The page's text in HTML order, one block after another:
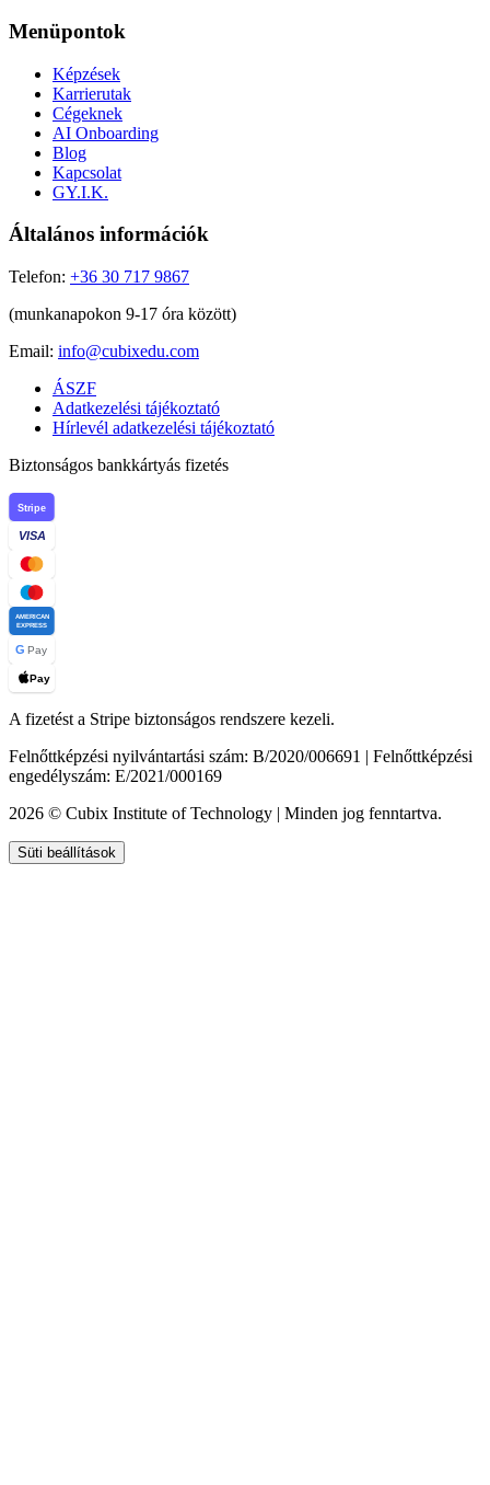
Menüpontok
Képzések
Karrierutak
Cégeknek
AI Onboarding
Blog
Kapcsolat
GY.I.K.
Általános információk
Telefon: +36 30 717 9867
(munkanapokon 9-17 óra között)
Email: info@cubixedu.com
ÁSZF
Adatkezelési tájékoztató
Hírlevél adatkezelési tájékoztató
Biztonságos bankkártyás fizetés
Stripe
VISA
AMERICAN
EXPRESS
G Pay
Pay
A fizetést a Stripe biztonságos rendszere kezeli.
Felnőttképzési nyilvántartási szám: B/2020/006691 | Felnőttképzési
engedélyszám: E/2021/000169
2026 © Cubix Institute of Technology | Minden jog fenntartva.
Süti beállítások